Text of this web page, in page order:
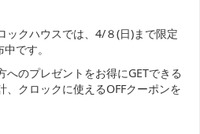
ックハウスでは、4/８(日)まで限定
です。
へのプレゼントをお得にGETできる
クロックに使えるOFFクーポンを